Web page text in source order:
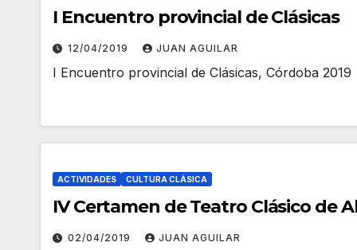
I Encuentro provincial de Clásicas
12/04/2019 JUAN AGUILAR
I Encuentro provincial de Clásicas, Córdoba 2019
ACTIVIDADES CULTURA CLÁSICA
IV Certamen de Teatro Clásico de
02/04/2019 JUAN AGUILAR